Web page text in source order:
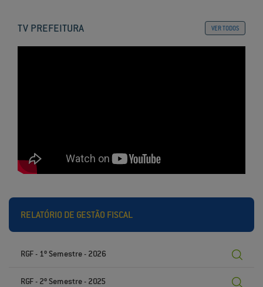
TV PREFEITURA VER TODOS
RELATÓRIO DE GESTÃO FISCAL
RGF - 1º Semestre - 2026
RGF - 2º Semestre - 2025